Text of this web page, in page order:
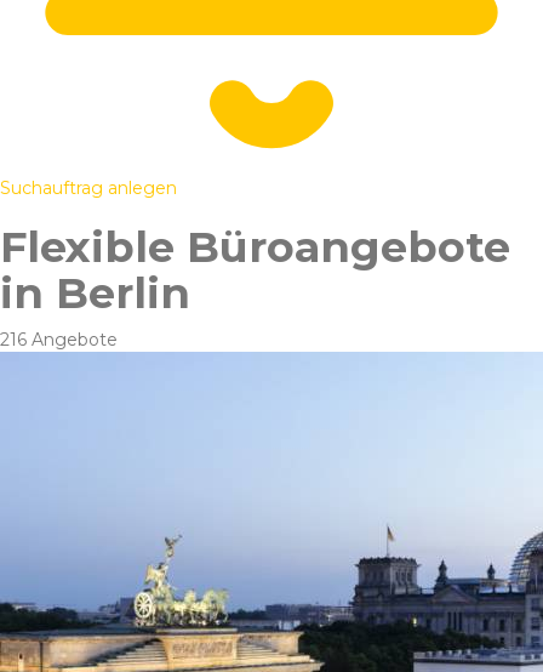
Suchauftrag anlegen
Flexible Büroangebote
in Berlin
216 Angebote